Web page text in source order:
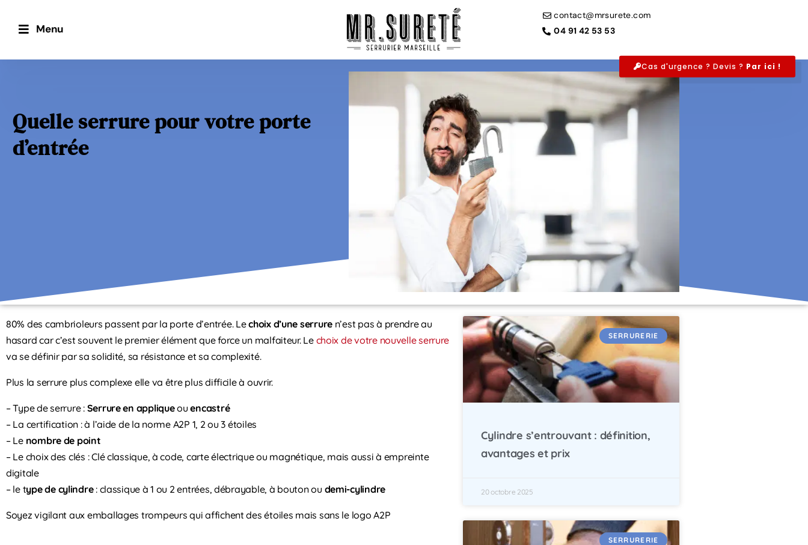
Menu
contact@mrsurete.com
04 91 42 53 53
Cas d'urgence ? Devis ? Par ici !
Quelle serrure pour votre porte
d’entrée
80% des cambrioleurs passent par la porte d’entrée. Lechoix d’une serrure n’est pas à prendre au
hasard car c’est souvent le premier élément que force un malfaiteur. Le choix de votre nouvelle serrure
va se définir par sa solidité, sa résistance et sa complexité.
Plus la serrure plus complexe elle va être plus difficile à ouvrir.
– Type de serrure : Serrure en appliqueouencastré
– La certification : à l’aide de la norme A2P 1, 2 ou 3 étoiles
– Le nombre de point
– Le choix des clés : Clé classique, à code, carte électrique ou magnétique, mais aussi à empreinte
digitale
– le type de cylindre: classique à 1 ou 2 entrées, débrayable, à bouton ou demi-cylindre
Soyez vigilant aux emballages trompeurs qui affichent des étoiles mais sans le logo A2P
SERRURERIE
Cylindre s’entrouvant : définition,
avantages et prix
20 octobre 2025
SERRURERIE